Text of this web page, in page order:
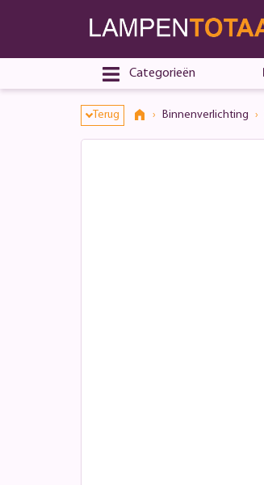
Categorieën
Terug Binnenverlichting